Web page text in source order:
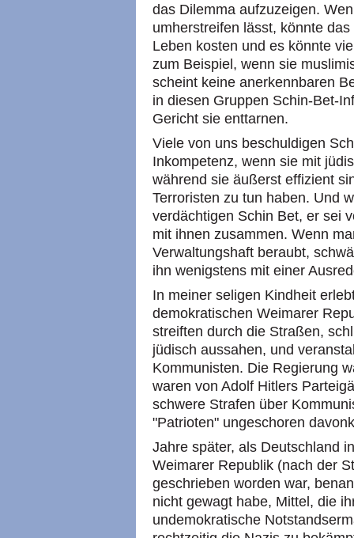
das Dilemma aufzuzeigen.
umherstreifen lässt, könnte
Leben kosten und es könnte
zum Beispiel, wenn sie
scheint keine anerkennbaren
in diesen Gruppen Schin-Bet-
Gericht sie enttarnen.
Viele von uns beschuldigen
Inkompetenz, wenn sie mit
während sie äußerst effizient
Terroristen zu tun haben. Und
verdächtigen Schin Bet, er sei
mit ihnen zusammen. Wenn
Verwaltungshaft beraubt,
ihn wenigstens mit einer
In meiner seligen Kindheit
demokratischen Weimarer
streiften durch die Straßen,
jüdisch aussahen, und
Kommunisten. Die Regierung
waren von Adolf Hitlers
schwere Strafen über
"Patrioten" ungeschoren
Jahre später, als Deutschland
Weimarer Republik (nach der
geschrieben worden war,
nicht gewagt habe, Mittel, die
undemokratische